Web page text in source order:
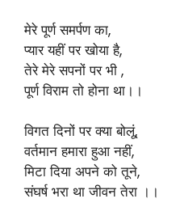
मेरे पूर्ण समर्पण का,
प्यार यहीं पर खोया है,
तेरे मेरे सपनों पर भी ,
पूर्ण विराम तो होना था।।
विगत दिनों पर क्या बोलूं,
वर्तमान हमारा हुआ नहीं,
मिटा दिया अपने को तूने,
संघर्ष भरा था जीवन तेरा ।।